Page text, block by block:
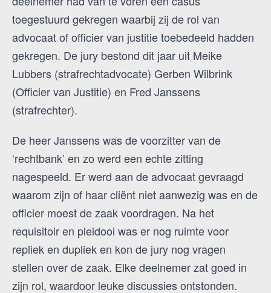
toegestuurd gekregen waarbij zij de rol van
advocaat of officier van justitie toebedeeld hadden
gekregen. De jury bestond dit jaar uit Meike
Lubbers (strafrechtadvocate) Gerben Wilbrink
(Officier van Justitie) en Fred Janssens
(strafrechter).
De heer Janssens was de voorzitter van de
‘rechtbank’ en zo werd een echte zitting
nagespeeld. Er werd aan de advocaat gevraagd
waarom zijn of haar cliënt niet aanwezig was en de
officier moest de zaak voordragen. Na het
requisitoir en pleidooi was er nog ruimte voor
repliek en dupliek en kon de jury nog vragen
stellen over de zaak. Elke deelnemer zat goed in
zijn rol, waardoor leuke discussies ontstonden.